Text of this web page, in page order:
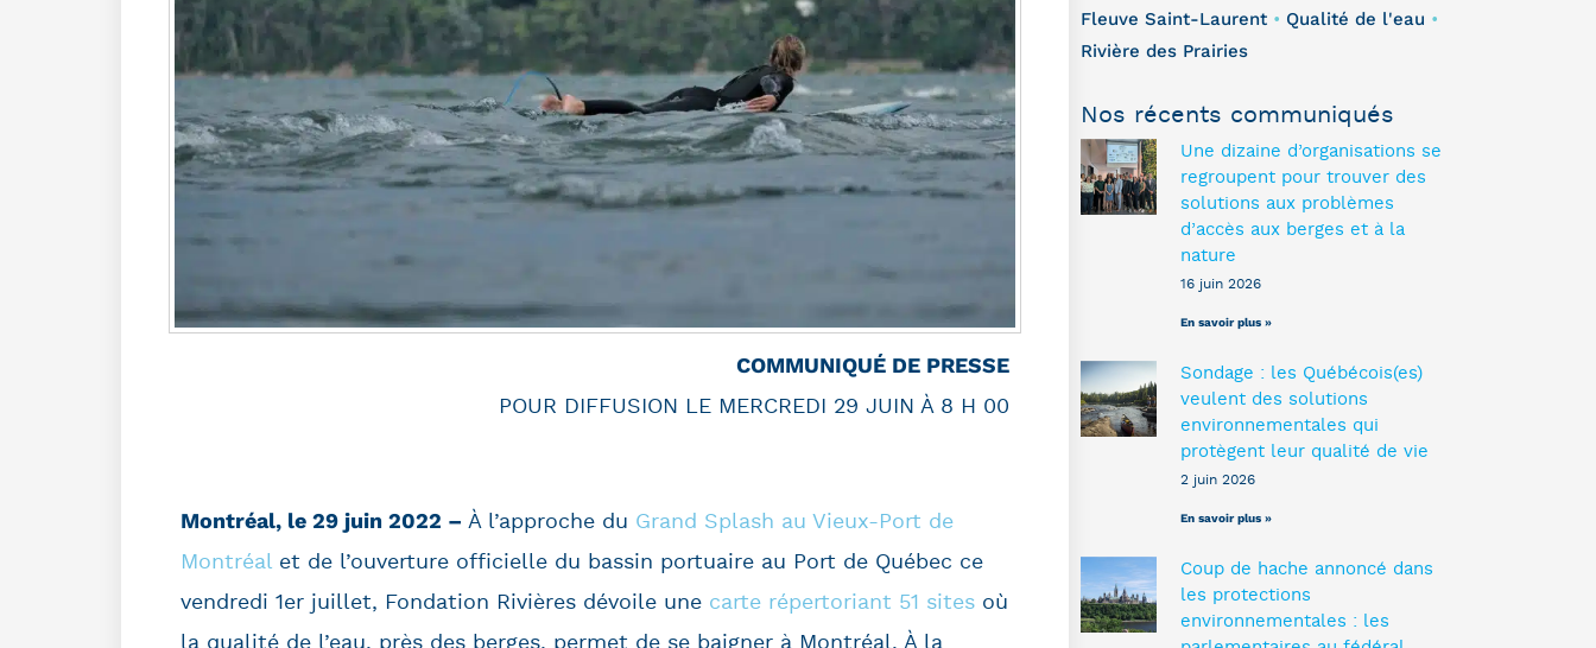
COMMUNIQUÉ DE PRESSE
POUR DIFFUSION LE MERCREDI 29 JUIN À 8 H 00
Montréal, le 29 juin 2022 – À l’approche du Grand Splash au Vieux-Port de
Montréal et de l’ouverture officielle du bassin portuaire au Port de Québec ce
vendredi 1er juillet, Fondation Rivières dévoile une carte répertoriant 51 sites où
la qualité de l’eau, près des berges, permet de se baigner à Montréal. À la
Fleuve Saint-Laurent • Qualité de l'eau •
Rivière des Prairies
Nos récents communiqués
Une dizaine d’organisations se
regroupent pour trouver des
solutions aux problèmes
d’accès aux berges et à la
nature
16 juin 2026
En savoir plus »
Sondage : les Québécois(es)
veulent des solutions
environnementales qui
protègent leur qualité de vie
2 juin 2026
En savoir plus »
Coup de hache annoncé dans
les protections
environnementales : les